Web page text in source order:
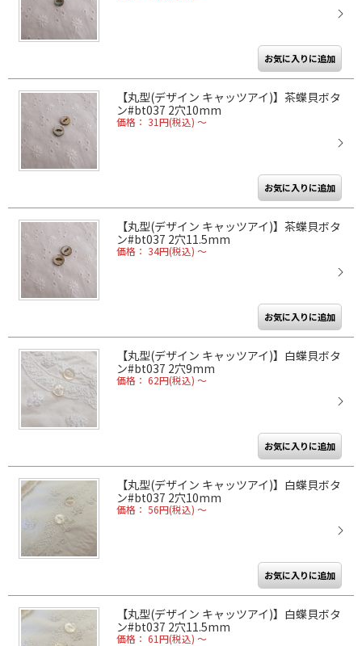
【丸型(デザイン キャッツアイ)】茶蝶貝ボタ
ン#bt037 2穴10mm
価格： 31円(税込) ～
【丸型(デザイン キャッツアイ)】茶蝶貝ボタ
ン#bt037 2穴11.5mm
価格： 34円(税込) ～
【丸型(デザイン キャッツアイ)】白蝶貝ボタ
ン#bt037 2穴9mm
価格： 62円(税込) ～
【丸型(デザイン キャッツアイ)】白蝶貝ボタ
ン#bt037 2穴10mm
価格： 56円(税込) ～
【丸型(デザイン キャッツアイ)】白蝶貝ボタ
ン#bt037 2穴11.5mm
価格： 61円(税込) ～